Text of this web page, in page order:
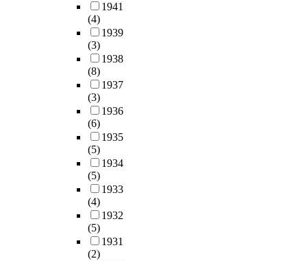
1941
(4)
1939
(3)
1938
(8)
1937
(3)
1936
(6)
1935
(5)
1934
(5)
1933
(4)
1932
(5)
1931
(2)